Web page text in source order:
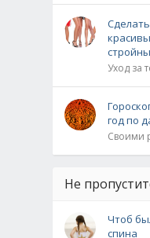
Уход за
год по
Своими
Не
Чтоб
спина